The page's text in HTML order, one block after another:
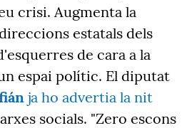
crisi. Augmenta la
estatals dels
de cara a la
espai polític. El diputat
ja ho advertia la nit
socials. "Zero escons